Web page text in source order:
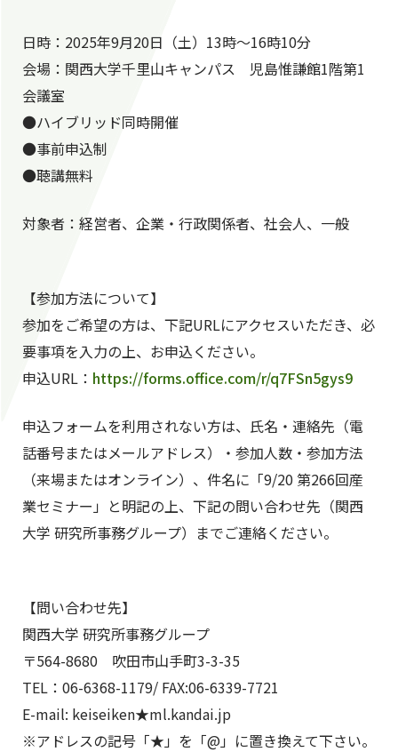
日時：2025年9月20日（土）13時～16時10分
会場：関西大学千里山キャンパス 児島惟謙館1階第1
会議室
●ハイブリッド同時開催
●事前申込制
●聴講無料
対象者：経営者、企業・行政関係者、社会人、一般
【参加方法について】
参加をご希望の方は、下記URLにアクセスいただき、必
要事項を入力の上、お申込ください。
申込URL： https://forms.office.com/r/q7FSn5gys9
申込フォームを利用されない方は、氏名・連絡先（電
話番号またはメールアドレス）・参加人数・参加方法
（来場またはオンライン）、件名に「9/20 第266回産
業セミナー」と明記の上、下記の問い合わせ先（関西
大学 研究所事務グループ）までご連絡ください。
【問い合わせ先】
関西大学 研究所事務グループ
〒564-8680 吹田市山手町3-3-35
TEL：06-6368-1179/ FAX:06-6339-7721
E-mail: keiseiken★ml.kandai.jp
※アドレスの記号「★」を「@」に置き換えて下さい。